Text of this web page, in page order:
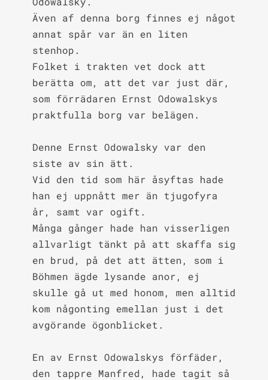
Även af denna borg finnes ej något
annat spår var än en liten
stenhop.
Folket i trakten vet dock att
berätta om, att det var just där,
som förrädaren Ernst Odowalskys
praktfulla borg var belägen.
Denne Ernst Odowalsky var den
siste av sin ätt.
Vid den tid som här åsyftas hade
han ej uppnått mer än tjugofyra
år, samt var ogift.
Många gånger hade han visserligen
allvarligt tänkt på att skaffa sig
en brud, på det att ätten, som i
Böhmen ägde lysande anor, ej
skulle gå ut med honom, men alltid
kom någonting emellan just i det
avgörande ögonblicket.
En av Ernst Odowalskys förfäder,
den tappre Manfred, hade tagit så